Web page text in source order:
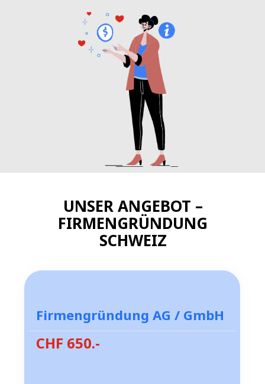
Firmengründung AG / GmbH
CHF 650.-
UNSER ANGEBOT –
FIRMENGRÜNDUNG
SCHWEIZ